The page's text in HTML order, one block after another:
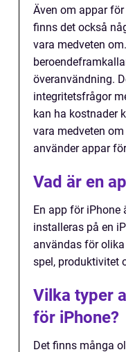
Även om appar
finns det också
vara medveten
överanvändning.
integritetsfrågor
kan ha kostnader
vara medveten
använder appar
Vad är en
En app för iPhone
installeras på en
användas för
spel, produktivitet
Vilka typer
för iPhone?
Det finns många